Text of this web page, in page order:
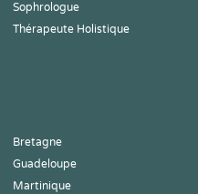
Sophrologue
Thérapeute Holistique
Bretagne
Guadeloupe
Martinique